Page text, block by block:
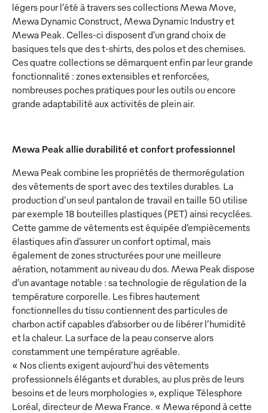
légers pour l’été à travers ses collections Mewa Move,
Mewa Dynamic Construct, Mewa Dynamic Industry et
Mewa Peak. Celles-ci disposent d’un grand choix de
basiques tels que des t-shirts, des polos et des chemises.
Ces quatre collections se démarquent enfin par leur grande
fonctionnalité : zones extensibles et renforcées,
nombreuses poches pratiques pour les outils ou encore
grande adaptabilité aux activités de plein air.
Mewa Peak allie durabilité et confort professionnel
Mewa Peak combine les propriétés de thermorégulation
des vêtements de sport avec des textiles durables. La
production d'un seul pantalon de travail en taille 50 utilise
par exemple 18 bouteilles plastiques (PET) ainsi recyclées.
Cette gamme de vêtements est équipée d’empiècements
élastiques afin d’assurer un confort optimal, mais
également de zones structurées pour une meilleure
aération, notamment au niveau du dos. Mewa Peak dispose
d’un avantage notable : sa technologie de régulation de la
température corporelle. Les fibres hautement
fonctionnelles du tissu contiennent des particules de
charbon actif capables d’absorber ou de libérer l’humidité
et la chaleur. La surface de la peau conserve alors
constamment une température agréable.
« Nos clients exigent aujourd’hui des vêtements
professionnels élégants et durables, au plus près de leurs
besoins et de leurs morphologies », explique Télesphore
Loréal, directeur de Mewa France. « Mewa répond à cette